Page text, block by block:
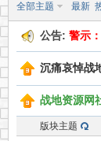
地
全部主题 最新
公告: 警示
沉痛哀悼战
战地资源网
版块主题